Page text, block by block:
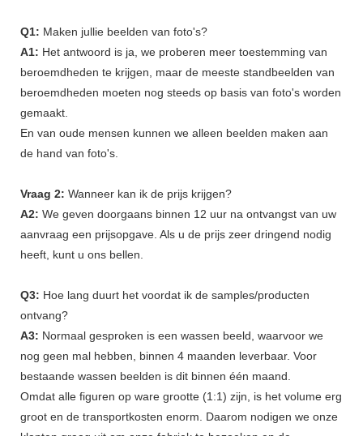
Q1: Maken jullie beelden van foto's?
A1: Het antwoord is ja, we proberen meer toestemming van
beroemdheden te krijgen, maar de meeste standbeelden van
beroemdheden moeten nog steeds op basis van foto's worden
gemaakt.
En van oude mensen kunnen we alleen beelden maken aan
de hand van foto's.
Vraag 2: Wanneer kan ik de prijs krijgen?
A2: We geven doorgaans binnen 12 uur na ontvangst van uw
aanvraag een prijsopgave. Als u de prijs zeer dringend nodig
heeft, kunt u ons bellen.
Q3: Hoe lang duurt het voordat ik de samples/producten
ontvang?
A3: Normaal gesproken is een wassen beeld, waarvoor we
nog geen mal hebben, binnen 4 maanden leverbaar. Voor
bestaande wassen beelden is dit binnen één maand.
Omdat alle figuren op ware grootte (1:1) zijn, is het volume erg
groot en de transportkosten enorm. Daarom nodigen we onze